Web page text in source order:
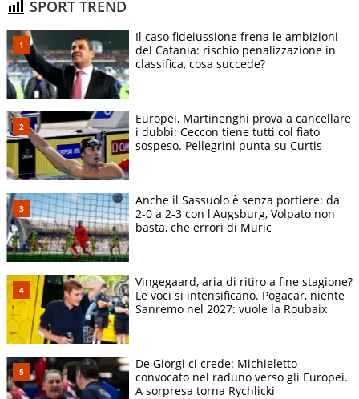
SPORT TREND
Il caso fideiussione frena le ambizioni
del Catania: rischio penalizzazione in
classifica, cosa succede?
Europei, Martinenghi prova a cancellare
i dubbi: Ceccon tiene tutti col fiato
sospeso. Pellegrini punta su Curtis
Anche il Sassuolo è senza portiere: da
2-0 a 2-3 con l'Augsburg, Volpato non
basta, che errori di Muric
Vingegaard, aria di ritiro a fine stagione?
Le voci si intensificano. Pogacar, niente
Sanremo nel 2027: vuole la Roubaix
De Giorgi ci crede: Michieletto
convocato nel raduno verso gli Europei.
A sorpresa torna Rychlicki